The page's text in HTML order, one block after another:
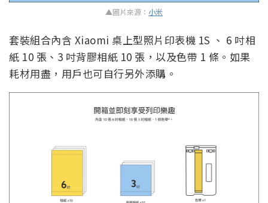
▲圖片來源： 小米
套裝組合內含 Xiaomi 桌上型照片印表機 1S 、 6 吋相
紙 10 張、3 吋背膠相紙 10 張，以及色帶 1 條。如果
耗材用盡，用戶也可自行另外添購。